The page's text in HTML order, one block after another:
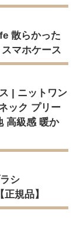
散らかった
マホケース
| ニットワン
ック プリー
高級感 暖か
シ
規品】